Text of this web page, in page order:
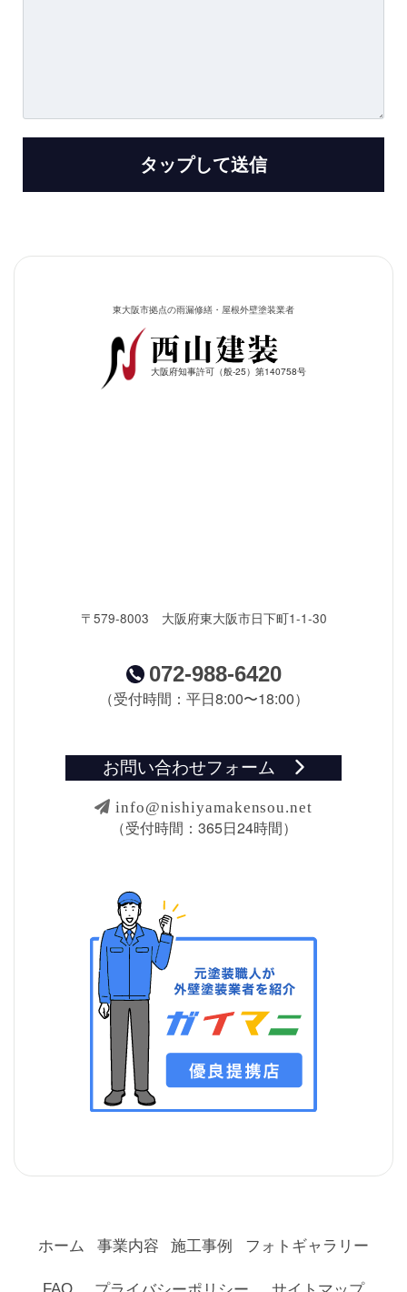
東大阪市拠点の雨漏修繕・屋根外壁塗装業者
大阪府知事許可（般-25）第140758号
〒579-8003 大阪府東大阪市日下町1-1-30
072-988-6420
（受付時間：平日8:00〜18:00）
お問い合わせフォーム
info@nishiyamakensou.net
（受付時間：365日24時間）
ホーム 事業内容 施工事例 フォトギャラリー